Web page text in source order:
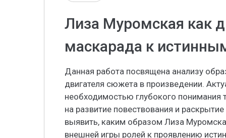
Лиза Муромская как
маскарада к
Данная работа посвящена анализу
двигателя сюжета в произведении.
необходимостью глубокого
на развитие повествования и
выявить, каким образом Лиза
внешней игры ролей к проявлению